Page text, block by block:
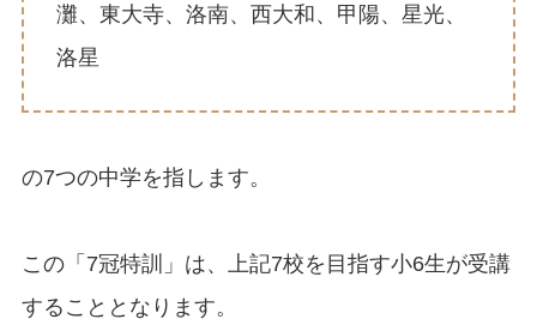
灘、東大寺、洛南、西大和、甲陽、星光、
洛星
の7つの中学を指します。
この「7冠特訓」は、上記7校を目指す小6生が受講
することとなります。